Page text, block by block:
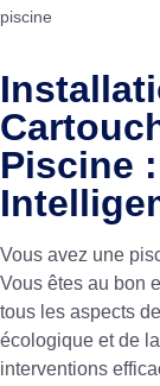
piscine
Piscine
Vous avez une
Vous êtes au bon
tous les aspects
écologique et de la
interventions